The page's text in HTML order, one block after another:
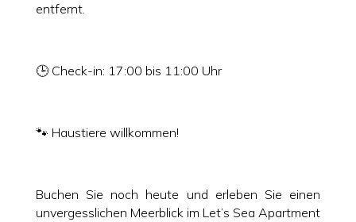
entfernt.
🕒 Check-in: 17:00 bis 11:00 Uhr
🐾 Haustiere willkommen!
Buchen Sie noch heute und erleben Sie einen
unvergesslichen Meerblick im Let’s Sea Apartment